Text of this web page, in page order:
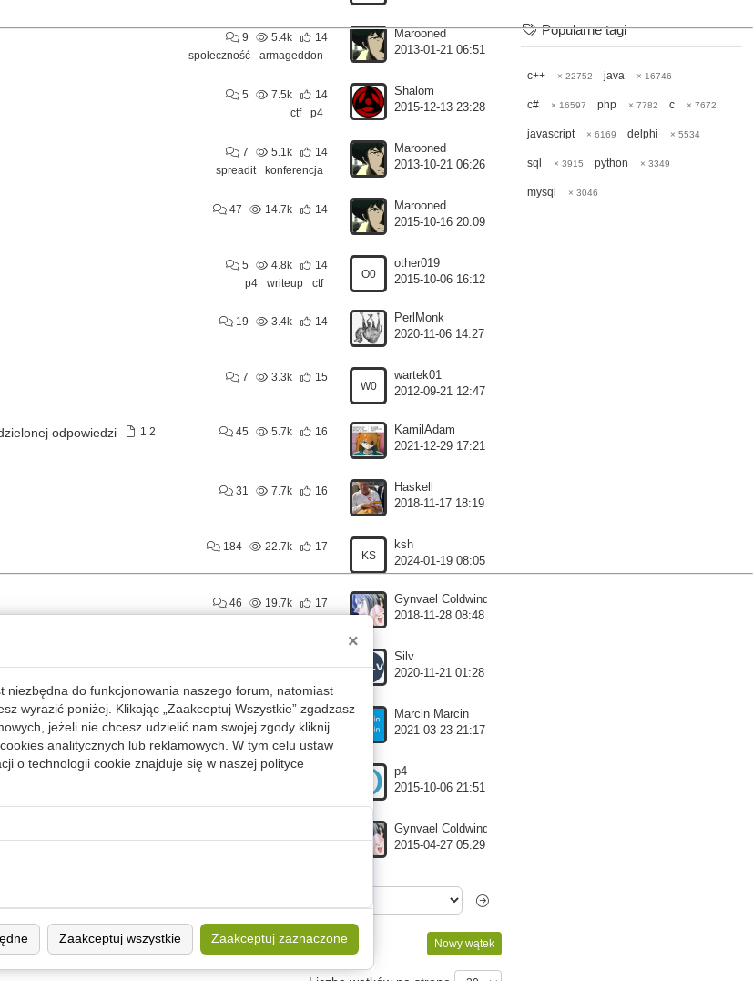
9 5.4k 14
społeczność armageddon
Marooned
2013-01-21 06:51
5 7.5k 14
ctf p4
Shalom
2015-12-13 23:28
7 5.1k 14
spreadit konferencja
Marooned
2013-10-21 06:26
47 14.7k 14
Marooned
2015-10-16 20:09
5 4.8k 14
p4 writeup ctf
O0
other019
2015-10-06 16:12
19 3.4k 14
PerlMonk
2020-11-06 14:27
7 3.3k 15
W0
wartek01
2012-09-21 12:47
odpowiedzi 1 2 45 5.7k 16
KamilAdam
2021-12-29 17:21
31 7.7k 16
Haskell
2018-11-17 18:19
184 22.7k 17
KS
ksh
2024-01-19 08:05
46 19.7k 17
Gynvael Coldwind
2018-11-28 08:48
Silv
2020-11-21 01:28
18
Marcin Marcin
2021-03-23 21:17
p4
2015-10-06 21:51
Gynvael Coldwind
2015-04-27 05:29
Nowy wątek
Popularne tagi
c++ × 22752 java × 16746
c# × 16597 php × 7782 c × 7672
javascript × 6169 delphi × 5534
sql × 3915 python × 3349
mysql × 3046
×
niezbędna do funkcjonowania naszego forum, natomiast
wyrazić poniżej. Klikając „Zaakceptuj Wszystkie” zgadzasz
jeżeli nie chcesz udzielić nam swojej zgody kliknij
analitycznych lub reklamowych. W tym celu ustaw
o technologii cookie znajduje się w naszej polityce
Zaakceptuj wszystkie Zaakceptuj zaznaczone